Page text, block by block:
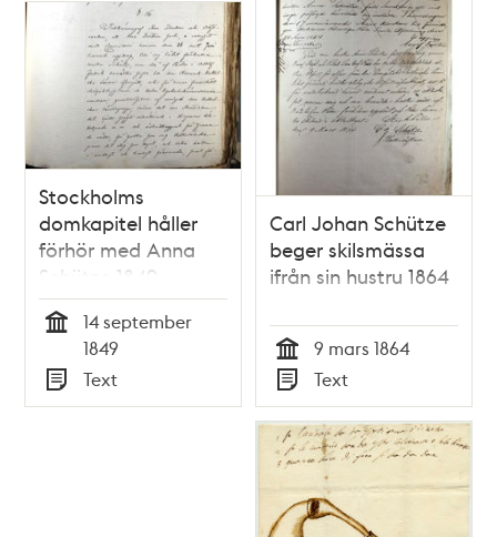
Stockholms
domkapitel håller
förhör med Anna
Schütze 1849
14 september
1849
Typ
Text
Carl Johan Schütze
beger skilsmässa
ifrån sin hustru 1864
Tid
9 mars 1864
Typ
Text